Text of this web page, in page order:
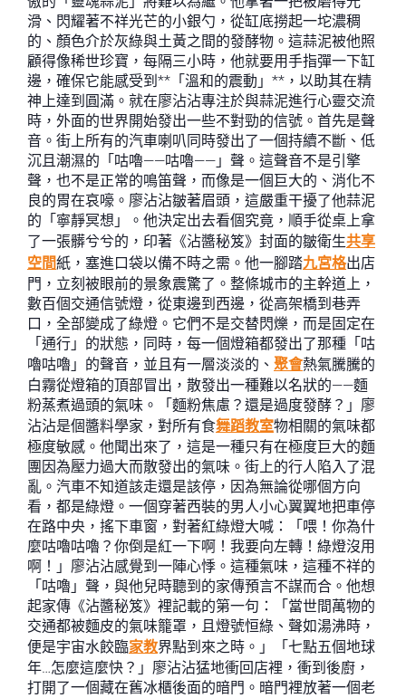
滑、閃耀著不祥光芒的小銀勺，從缸底撈起一坨濃稠
的、顏色介於灰綠與土黃之間的發酵物。這蒜泥被他照
顧得像稀世珍寶，每隔三小時，他就要用手指彈一下缸
邊，確保它能感受到**「溫和的震動」**，以助其在精
神上達到圓滿。就在廖沾沾專注於與蒜泥進行心靈交流
時，外面的世界開始發出一些不對勁的信號。首先是聲
音。街上所有的汽車喇叭同時發出了一個持續不斷、低
沉且潮濕的「咕嚕——咕嚕——」聲。這聲音不是引擎
聲，也不是正常的鳴笛聲，而像是一個巨大的、消化不
良的胃在哀嚎。廖沾沾皺著眉頭，這嚴重干擾了他蒜泥
的「寧靜冥想」。他決定出去看個究竟，順手從桌上拿
了一張髒兮兮的，印著《沾醬秘笈》封面的皺衛生共享
空間紙，塞進口袋以備不時之需。他一腳踏九宮格出店
門，立刻被眼前的景象震驚了。整條城市的主幹道上，
數百個交通信號燈，從東邊到西邊，從高架橋到巷弄
口，全部變成了綠燈。它們不是交替閃爍，而是固定在
「通行」的狀態，同時，每一個燈箱都發出了那種「咕
嚕咕嚕」的聲音，並且有一層淡淡的、 聚會熱氣騰騰的
白霧從燈箱的頂部冒出，散發出一種難以名狀的——麵
粉蒸煮過頭的氣味。「麵粉焦慮？還是過度發酵？」廖
沾沾是個醬料學家，對所有食舞蹈教室物相關的氣味都
極度敏感。他聞出來了，這是一種只有在極度巨大的麵
團因為壓力過大而散發出的氣味。街上的行人陷入了混
亂。汽車不知道該走還是該停，因為無論從哪個方向
看，都是綠燈。一個穿著西裝的男人小心翼翼地把車停
在路中央，搖下車窗，對著紅綠燈大喊：「喂！你為什
麼咕嚕咕嚕？你倒是紅一下啊！我要向左轉！綠燈沒用
啊！」廖沾沾感覺到一陣心悸。這種氣味，這種不祥的
「咕嚕」聲，與他兒時聽到的家傳預言不謀而合。他想
起家傳《沾醬秘笈》裡記載的第一句：「當世間萬物的
交通都被麵皮的氣味籠罩，且燈號恒綠、聲如湯沸時，
便是宇宙水餃臨家教界點到來之時。」「七點五個地球
年…怎麼這麼快？」廖沾沾猛地衝回店裡，衝到後廚，
打開了一個藏在舊冰櫃後面的暗門。暗門裡放著一個老